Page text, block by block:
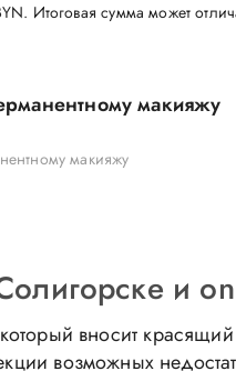
Итоговая сумма может
макияжу
макияжу
и
вносит
возможных